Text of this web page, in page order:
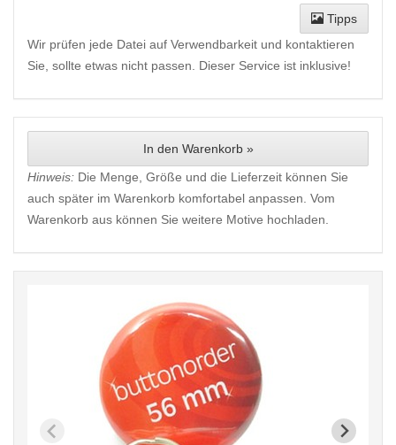
Tipps
Wir prüfen jede Datei auf Verwendbarkeit und kontaktieren
Sie, sollte etwas nicht passen. Dieser Service ist inklusive!
In den Warenkorb »
Hinweis: Die Menge, Größe und die Lieferzeit können Sie
auch später im Warenkorb komfortabel anpassen. Vom
Warenkorb aus können Sie weitere Motive hochladen.